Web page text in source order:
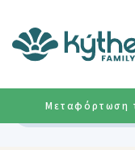
Μεταφόρτωση